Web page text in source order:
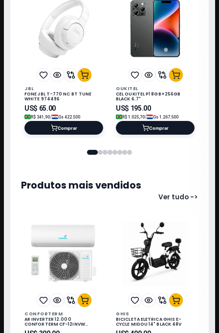
JBL
FONE JBL T-770 NC BT TUNE
WHITE 974496
US$ 65.00
R$ 341,90/ Gs 422.500
Comprar
OUKITEL
CEL OUKITEL P1 8GB+256GB
BLACK 6.7"
US$ 195.00
R$ 1.025,70/ Gs 1.267.500
Comprar
Produtos mais vendidos
Ver tudo ->
CONFORTERM
AR INVERTER 12.000
CONFORTERM CF-12INVW
WIFI/220V/60HZ Q/F/R32/KIT IN
GHIS
BICICLETA ELETRICA GHIS E-
CYCLE MIDOU 14" BLACK 48V